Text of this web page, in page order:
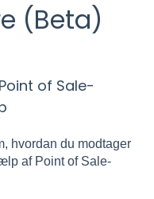
(Beta)
of Sale-
hvordan du modtager
af Point of Sale-